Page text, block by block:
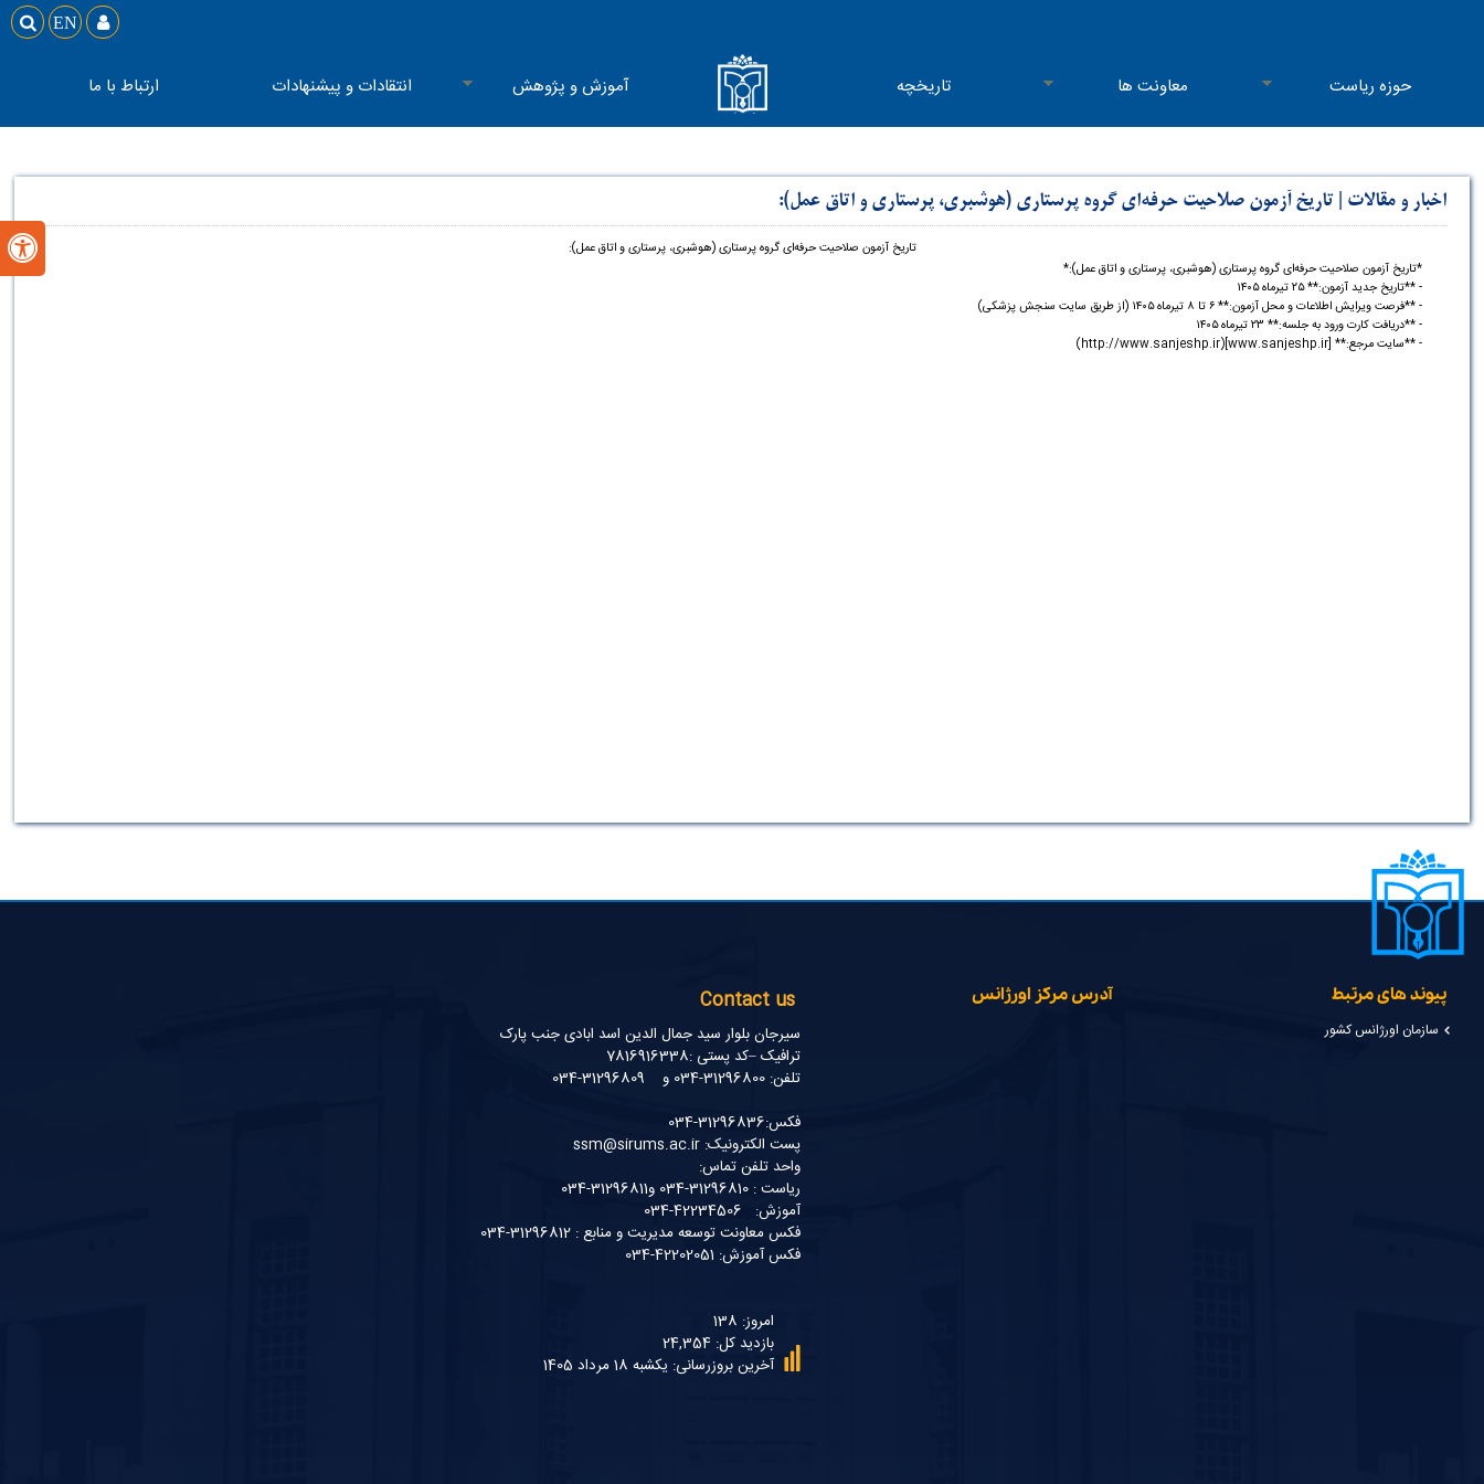
 EN 
حوزه ریاست معاونت ها تاریخچه آموزش و پژوهش انتقادات و پیشنهادات ارتباط با ما
اخبار و مقالات |تاریخ آزمون صلاحیت حرفه‌ای گروه پرستاری (هوشبری، پرستاری و اتاق عمل):
تاریخ آزمون صلاحیت حرفه‌ای گروه پرستاری (هوشبری، پرستاری و اتاق عمل):
*تاریخ آزمون صلاحیت حرفه‌ای گروه پرستاری (هوشبری، پرستاری و اتاق عمل):*
- **تاریخ جدید آزمون:** ۲۵ تیرماه ۱۴۰۵
- **فرصت ویرایش اطلاعات و محل آزمون:** ۶ تا ۸ تیرماه ۱۴۰۵ (از طریق سایت سنجش پزشکی)
- **دریافت کارت ورود به جلسه:** ۲۳ تیرماه ۱۴۰۵
- **سایت مرجع:** [www.sanjeshp.ir](http://www.sanjeshp.ir)
پیوند های مرتبط
سازمان اورژانس کشور
آدرس مرکز اورژانس Contact us
سیرجان بلوار سید جمال الدین اسد ابادی جنب پارک
ترافیک –کد پستی :7816916338
تلفن: 31296800-034 و 31296809-034
فکس:31296836-034
پست الکترونیک: ssm@sirums.ac.ir
واحد تلفن تماس:
ریاست : 31296810-034 و31296811-034
آموزش: 42234506-034
فکس معاونت توسعه مدیریت و منابع : 31296812-034
فکس آموزش: 42202051-034
امروز: 138
بازدید کل: 24,354
آخرین بروزرسانی: یکشبه 18 مرداد 1405
